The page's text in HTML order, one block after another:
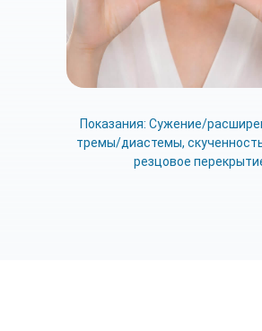
Показания: Сужение/
тремы/диастемы,
резцовое